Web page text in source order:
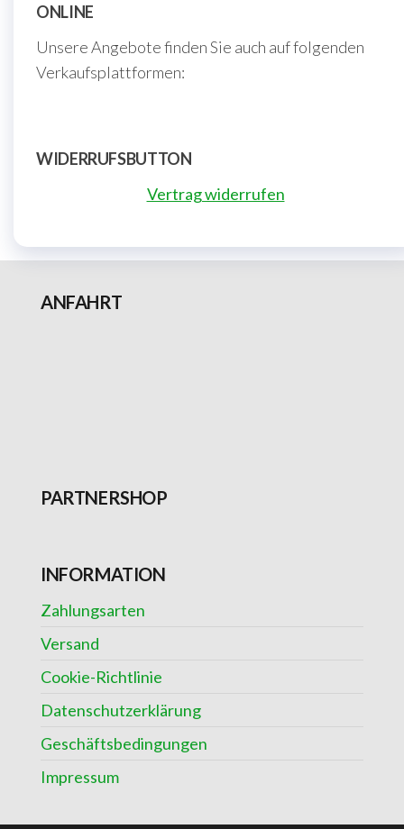
ONLINE
Unsere Angebote finden Sie auch auf folgenden
Verkaufsplattformen:
WIDERRUFSBUTTON
Vertrag widerrufen
ANFAHRT
PARTNERSHOP
INFORMATION
Zahlungsarten
Versand
Cookie-Richtlinie
Datenschutzerklärung
Geschäftsbedingungen
Impressum